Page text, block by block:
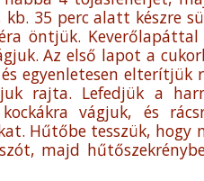
35 perc alatt készre
öntjük. Keverőlapáttal
Az első lapot a
egyenletesen elterítjük
rajta. Lefedjük a
vágjuk, és
Hűtőbe tesszük, hogy
majd